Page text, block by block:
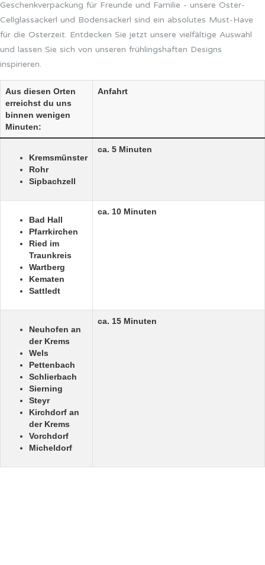
Geschenkverpackung für Freunde und Familie - unsere Oster-
Cellglassackerl und Bodensackerl sind ein absolutes Must-Have
für die Osterzeit. Entdecken Sie jetzt unsere vielfältige Auswahl
und lassen Sie sich von unseren frühlingshaften Designs
inspirieren.
Aus diesen Orten
erreichst du uns
binnen wenigen
Minuten:
Anfahrt
Kremsmünster
Rohr
Sipbachzell
ca. 5 Minuten
Bad Hall
Pfarrkirchen
Ried im
Traunkreis
Wartberg
Kematen
Sattledt
ca. 10 Minuten
Neuhofen an
der Krems
Wels
Pettenbach
Schlierbach
Sierning
Steyr
Kirchdorf an
der Krems
Vorchdorf
Micheldorf
ca. 15 Minuten